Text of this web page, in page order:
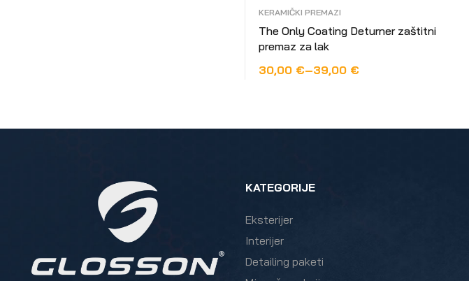
KERAMIČKI PREMAZI
The Only Coating Deturner zaštitni
premaz za lak
30,00 €–39,00 €
KATEGORIJE
Eksterijer
Interijer
Detailing paketi